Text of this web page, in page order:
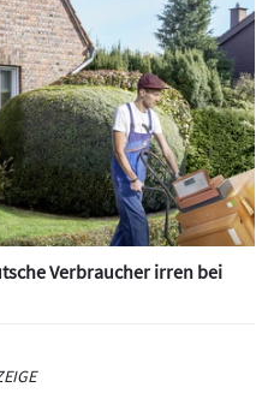
Verbraucher irren bei